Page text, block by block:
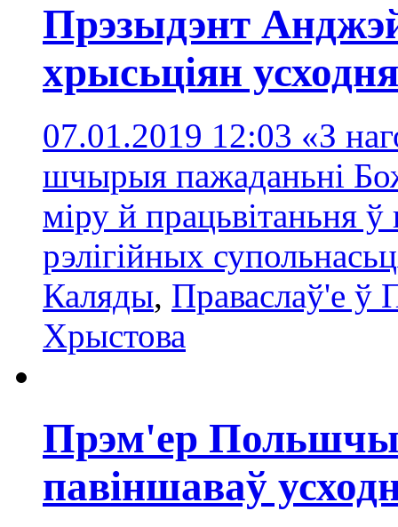
Прэзыдэнт
хрысьціян
07.01.2019 12:03 «З
шчырыя пажаданьні
міру й працьвітаньня
рэлігійных
Каляды, Праваслаў'е ў
Хрыстова
Прэм'ер
павіншаваў